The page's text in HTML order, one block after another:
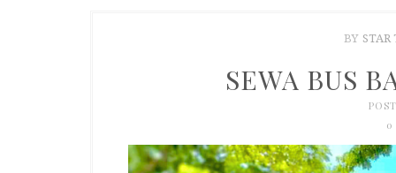
BY
SEWA BUS
0